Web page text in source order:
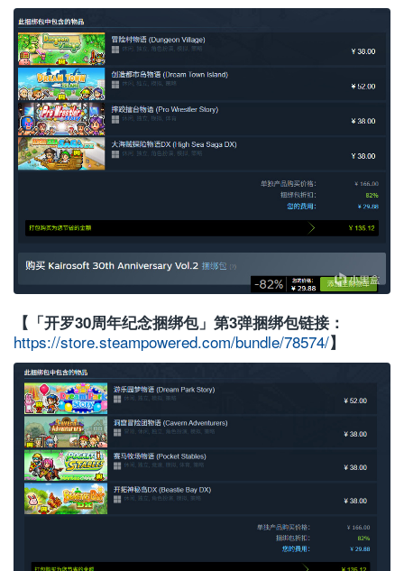
【「开罗30周年纪念捆绑包」第3弹捆绑包链接：
https://store.steampowered.com/bundle/78574/】